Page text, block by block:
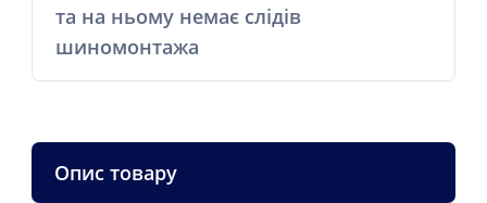
та на ньому немає слідів
шиномонтажа
Опис товару